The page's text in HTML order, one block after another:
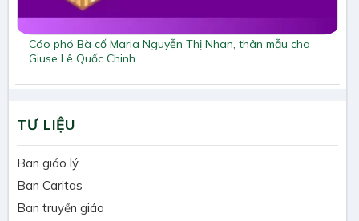
Cáo phó Bà cố Maria Nguyễn Thị Nhan, thân mẫu cha
Giuse Lê Quốc Chinh
TƯ LIỆU
Ban giáo lý
Ban Caritas
Ban truyền giáo